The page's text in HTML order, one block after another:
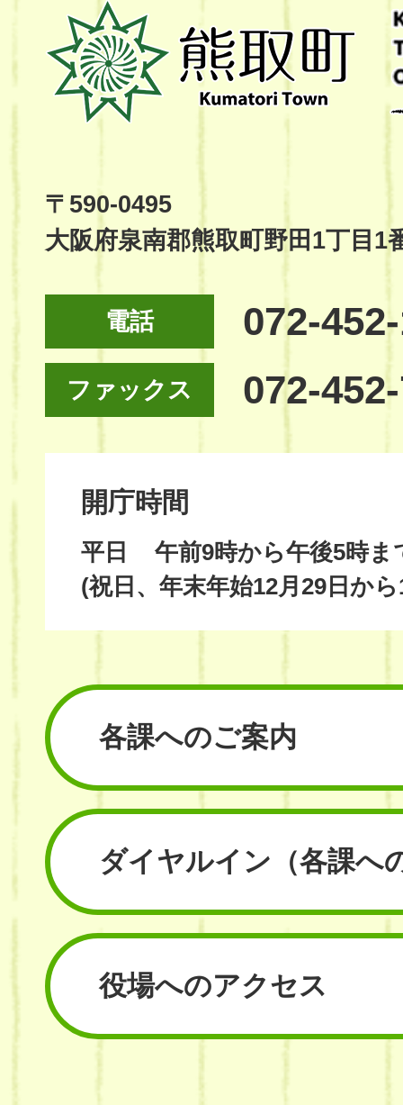
熊
取
町
Kumatori
Site
〒590-0495
大阪府泉南郡熊取町野田1丁目1
電話 072-
ファックス 072-
開庁時間
平日
午前9時から午後5時ま
(祝日、年末年始12月29日か
各課へのご案内
ダイヤルイン （各課へ
役場へのアクセス